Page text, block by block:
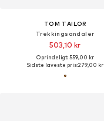
TOM TAILOR
Trekkingsandaler
503,10 kr
Oprindeligt: 559,00 kr
Sidste laveste pris:279,00 kr